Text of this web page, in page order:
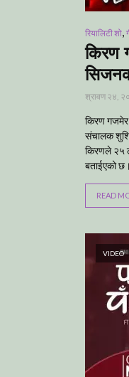
रियालिटी शो,
किरण
श्रावण २४,
किरण
संचालक
किरणले २५
बताईएको
READ
VIDEO